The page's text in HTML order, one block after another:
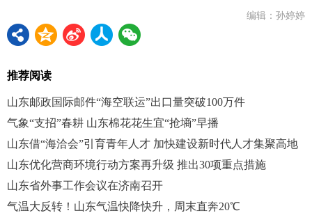
编辑：孙婷婷
推荐阅读
山东邮政国际邮件“海空联运”出口量突破100万件
气象“支招”春耕 山东棉花花生宜“抢墒”早播
山东借“海洽会”引育青年人才 加快建设新时代人才集聚高地
山东优化营商环境行动方案再升级 推出30项重点措施
山东省外事工作会议在济南召开
气温大反转！山东气温快降快升，周末直奔20℃